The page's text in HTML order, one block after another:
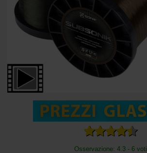
Osservazione: 4.3 - 6 voti